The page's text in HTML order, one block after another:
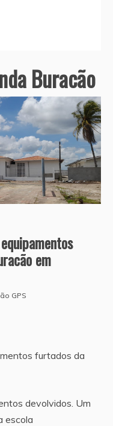
Buracão
em
GPS
furtados da
devolvidos. Um
escola